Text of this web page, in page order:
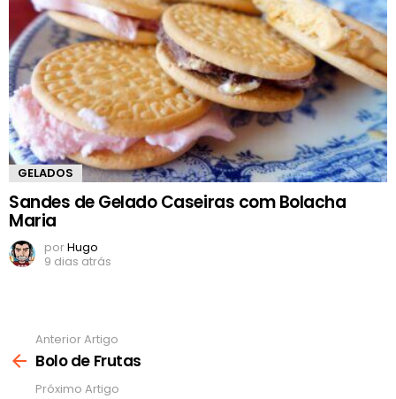
GELADOS
Sandes de Gelado Caseiras com Bolacha
Maria
porHugo
9 dias atrás
mais
Anterior Artigo
Bolo de Frutas
Próximo Artigo